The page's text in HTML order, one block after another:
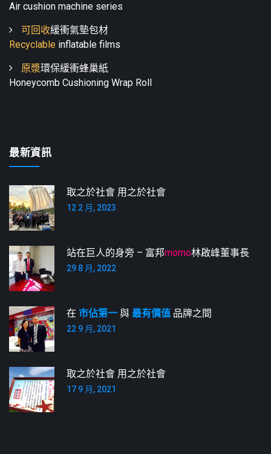
Air cushion machine series
可回收緩衝氣墊包材
Recyclable inflatable films
原漿環保緩衝蜂巢紙
Honeycomb Cushioning Wrap Roll
最新資訊
取之於社會 用之於社會
12 2 月, 2023
站在巨人的身旁 – 富邦momo林啟峰董事長
29 8 月, 2022
在 市佔第一 與 最有價值 品牌之間
22 9 月, 2021
取之於社會 用之於社會
17 9 月, 2021